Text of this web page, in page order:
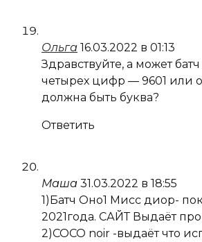
Ольга 16.03.2022 в 01:13
Здравствуйте, а может
четырех цифр — 9601 или
должна быть буква?
Ответить
Маша 31.03.2022 в 18:55
1)Батч Оно1 Мисс диор-
2021года. САЙТ Выдаёт
2)COCO noir -выдаёт что